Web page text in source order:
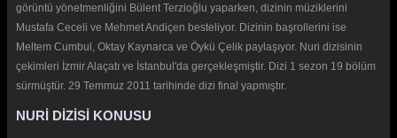
görüntü yönetmenliğini Bülent Terzioğlu yaparken, dizinin müziklerini
Mustafa Ceceli ve Mehmet Andiçen besteliyor. Dizinin başrollerini ise
Meltem Cumbul, Oktay Kaynarca ve Öykü Çelik paylaşıyor. Nuri dizisinin
çekimleri İzmir Alaçatı ve İstanbul'da gerçekleşmiştir. Dizi 1 sezon 19 bölüm
sürmüştür. 29 Temmuz 2011 tarihinde dizi final yapmıştır.
NURİ DİZİSİ KONUSU